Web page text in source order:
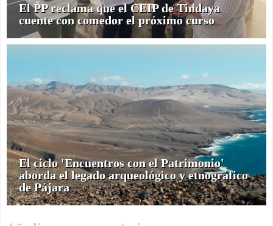
El PP reclama que el CEIP de Tindaya
cuente con comedor el próximo curso
El ciclo 'Encuentros con el Patrimonio'
aborda el legado arqueológico y etnográfico
de Pájara